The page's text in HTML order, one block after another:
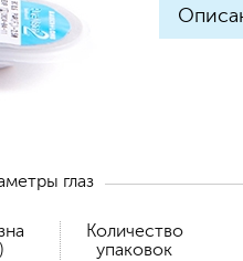
глаз
Количество
упаковок